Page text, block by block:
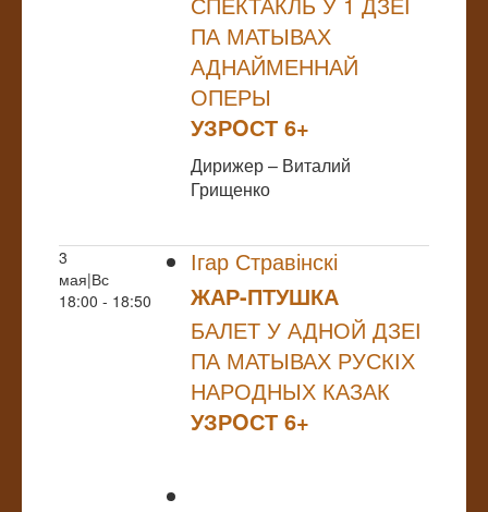
ПА МАТЫВАХ
АДНАЙМЕННАЙ
ОПЕРЫ
УЗРOСТ 6+
Дирижер – Виталий
Грищенко
3
мая|Вс
18:00 - 18:50
Ігар Стравінскі
ЖАР-ПТУШКА
БАЛЕТ У АДНОЙ ДЗЕІ
ПА МАТЫВАХ РУСКІХ
НАРОДНЫХ КАЗАК
УЗРOСТ 6+